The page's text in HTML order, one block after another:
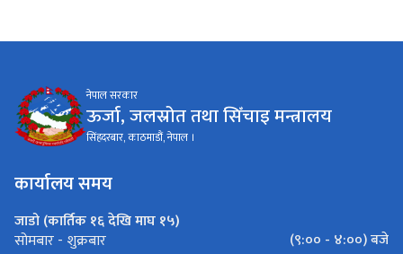
नेपाल सरकार
ऊर्जा, जलस्रोत तथा सिँचाइ मन्त्रालय
सिंहदरबार, काठमाडौं, नेपाल ।
कार्यालय समय
जाडो (कार्तिक १६ देखि माघ १५)
सोमबार - शुक्रबार
(९:०० - ४:००) बजे